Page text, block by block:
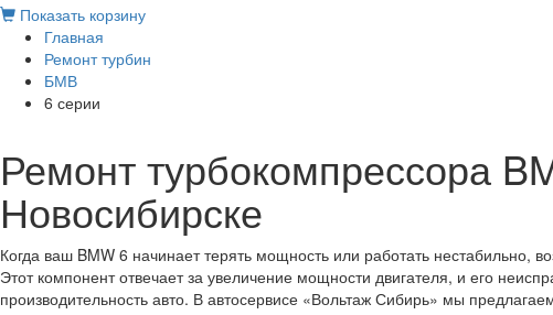
Показать корзину
Главная
Ремонт турбин
БМВ
6 серии
Ремонт турбокомпрессора
Новосибирске
Когда ваш BMW 6 начинает терять мощность или работать нестабильно,
Этот компонент отвечает за увеличение мощности двигателя, и его
производительность авто. В автосервисе «Вольтаж Сибирь» мы